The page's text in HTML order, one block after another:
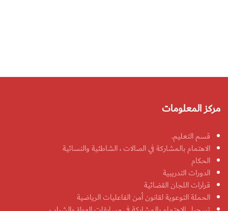
مركز المعلومات
قسم التعليم.
الاهتمام بالمشاركة في الصالات ، الشاطئية والنسائية
الحكام
الدورات التدريبية
قرارات اللجان القضائية
الحملة التوعوية لقانون أمن الفاعليات الرياضية